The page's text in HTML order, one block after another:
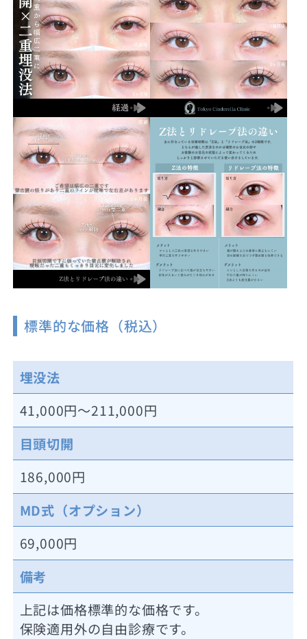
標準的な価格（税込）
埋没法
41,000円～211,000円
目頭切開
186,000円
MD式（オプション）
69,000円
備考
上記は価格標準的な価格です。
保険適用外の自由診療です。